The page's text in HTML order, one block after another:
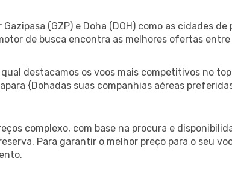
(GZP) e Doha (DOH) como as cidades
de busca encontra as melhores ofertas
destacamos os voos mais competitivos no
{Dohadas suas companhias aéreas
complexo, com base na procura e
Para garantir o melhor preço para o seu